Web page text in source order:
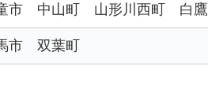
市 中山町 山形川西町 白鷹
市 双葉町